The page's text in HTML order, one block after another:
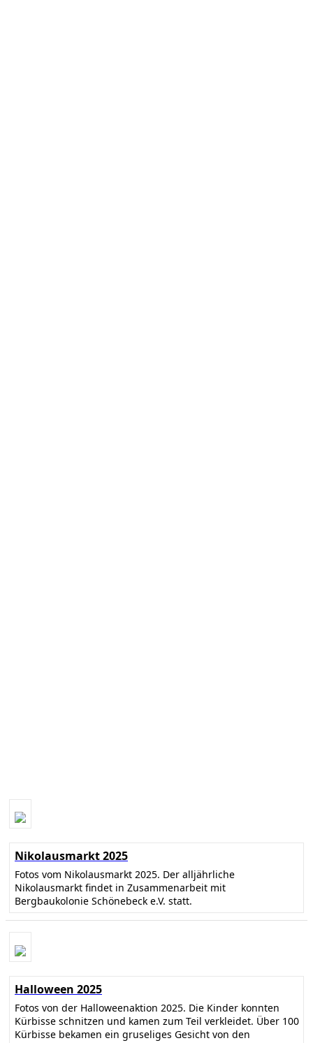
Nikolausmarkt 2025
Fotos vom Nikolausmarkt 2025. Der alljährliche
Nikolausmarkt findet in Zusammenarbeit mit
Bergbaukolonie Schönebeck e.V. statt.
Halloween 2025
Fotos von der Halloweenaktion 2025. Die Kinder konnten
Kürbisse schnitzen und kamen zum Teil verkleidet. Über 100
Kürbisse bekamen ein gruseliges Gesicht von den